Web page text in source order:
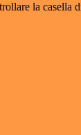
la casella